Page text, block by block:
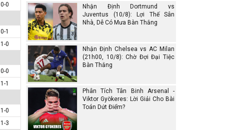
0-0
0-1
1-0
0-0
1-1
1-0
1-3
Nhận Định Dortmund vs
Juventus (10/8): Lợi Thế Sân
Nhà, Dễ Có Mưa Bàn Thắng
Nhận Định Chelsea vs AC Milan
(21h00, 10/8): Chờ Đợi Đại Tiệc
Bàn Thắng
Phân Tích Tân Binh Arsenal -
Viktor Gyökeres: Lời Giải Cho Bài
Toán Dứt Điểm?